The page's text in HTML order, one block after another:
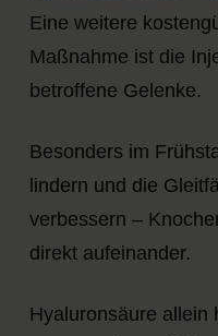
Eine weitere
Maßnahme ist die
betroffene Gelenke.
Besonders im
lindern und die
verbessern –
direkt aufeinander.
Hyaluronsäure allein